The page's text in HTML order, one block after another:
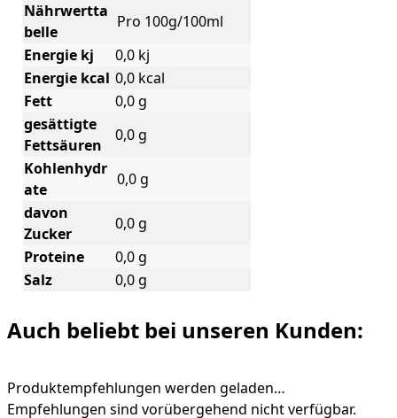
Nährwertta
belle
Pro 100g/100ml
Energie kj
0,0 kj
Energie kcal 0,0 kcal
Fett
0,0 g
gesättigte
Fettsäuren
0,0 g
Kohlenhydr
ate
0,0 g
davon
Zucker
0,0 g
Proteine
0,0 g
Salz
0,0 g
Auch beliebt bei unseren Kunden:
Produktempfehlungen werden geladen…
Empfehlungen sind vorübergehend nicht verfügbar.